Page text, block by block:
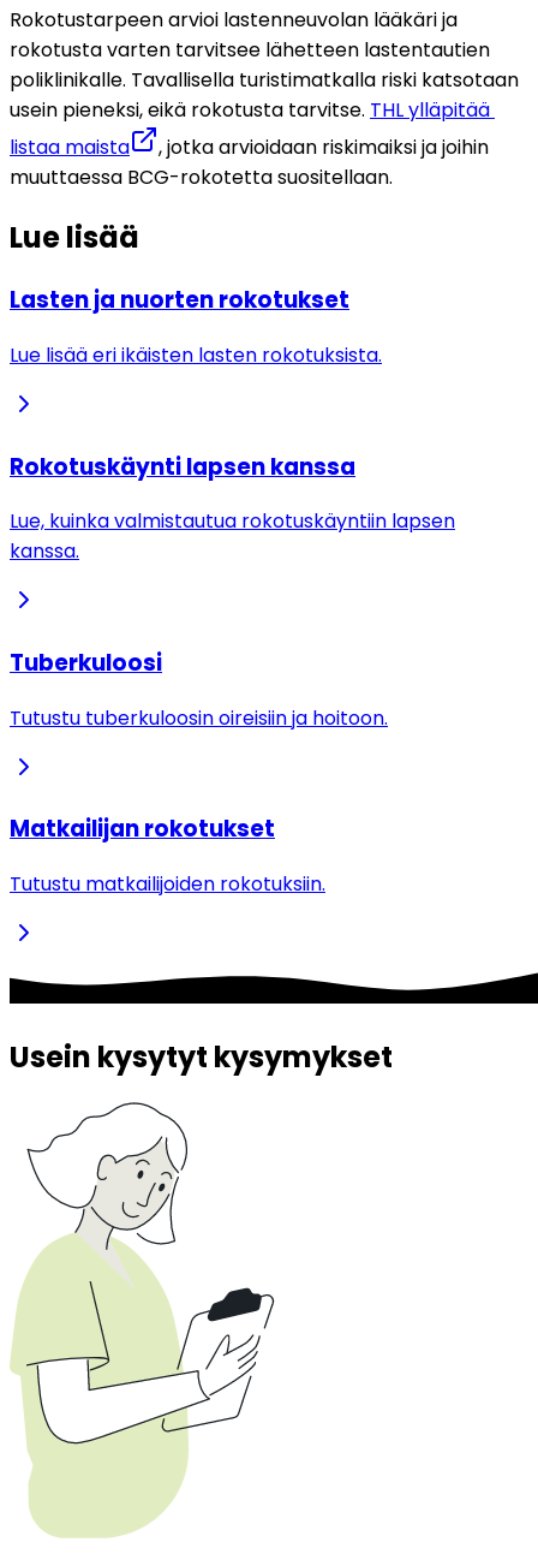
Rokotustarpeen arvioi lastenneuvolan lääkäri ja
rokotusta varten tarvitsee lähetteen lastentautien
poliklinikalle. Tavallisella turistimatkalla riski katsotaan
usein pieneksi, eikä rokotusta tarvitse. THL ylläpitää
listaa maista
, jotka arvioidaan riskimaiksi ja joihin
muuttaessa BCG-rokotetta suositellaan.
Lue lisää
Lasten ja nuorten rokotukset
Lue lisää eri ikäisten lasten rokotuksista.
Rokotuskäynti lapsen kanssa
Lue, kuinka valmistautua rokotuskäyntiin lapsen
kanssa.
Tuberkuloosi
Tutustu tuberkuloosin oireisiin ja hoitoon.
Matkailijan rokotukset
Tutustu matkailijoiden rokotuksiin.
Usein kysytyt kysymykset